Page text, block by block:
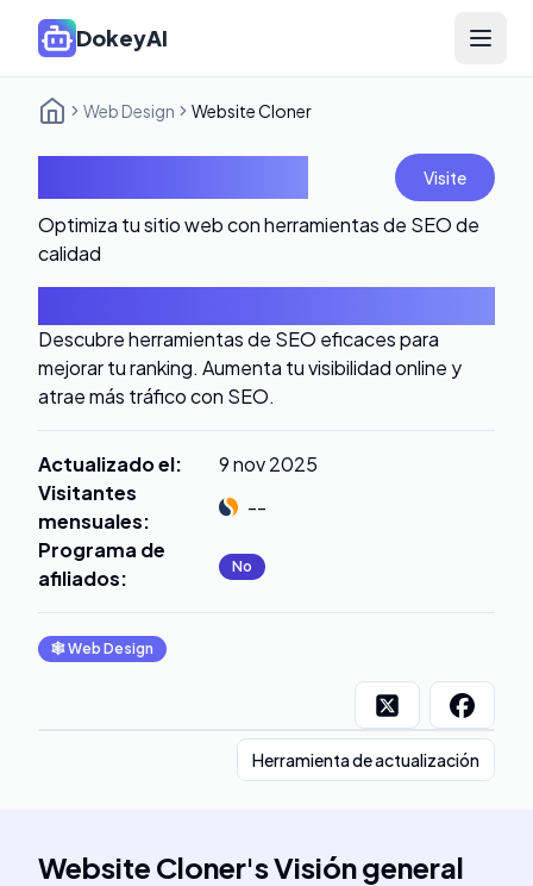
DokeyAI Open
Web Design Website Cloner
Visite
Optimiza tu sitio web con herramientas de SEO de
calidad
Descubre herramientas de SEO eficaces para
mejorar tu ranking. Aumenta tu visibilidad online y
atrae más tráfico con SEO.
Actualizado el:
9 nov 2025
Visitantes
mensuales:
--
Programa de
afiliados: No
🕸Web Design
Herramienta de actualización
Website Cloner'sVisión general